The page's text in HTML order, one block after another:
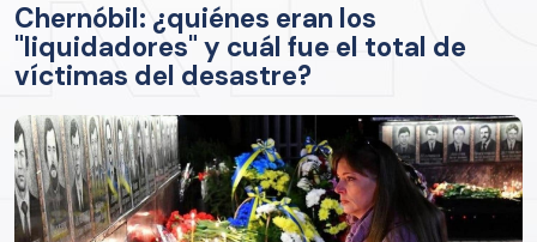
Chernóbil: ¿quiénes eran los
"liquidadores" y cuál fue el total de
víctimas del desastre?